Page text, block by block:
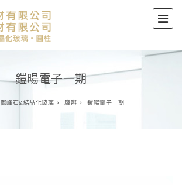
鎧暘電子一期
御峰石&結晶化玻璃 廠辦 鎧暘電子一期